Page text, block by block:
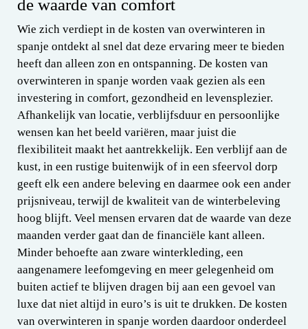
de waarde van comfort
Wie zich verdiept in de kosten van overwinteren in
spanje ontdekt al snel dat deze ervaring meer te bieden
heeft dan alleen zon en ontspanning. De kosten van
overwinteren in spanje worden vaak gezien als een
investering in comfort, gezondheid en levensplezier.
Afhankelijk van locatie, verblijfsduur en persoonlijke
wensen kan het beeld variëren, maar juist die
flexibiliteit maakt het aantrekkelijk. Een verblijf aan de
kust, in een rustige buitenwijk of in een sfeervol dorp
geeft elk een andere beleving en daarmee ook een ander
prijsniveau, terwijl de kwaliteit van de winterbeleving
hoog blijft. Veel mensen ervaren dat de waarde van deze
maanden verder gaat dan de financiële kant alleen.
Minder behoefte aan zware winterkleding, een
aangenamere leefomgeving en meer gelegenheid om
buiten actief te blijven dragen bij aan een gevoel van
luxe dat niet altijd in euro’s is uit te drukken. De kosten
van overwinteren in spanje worden daardoor onderdeel